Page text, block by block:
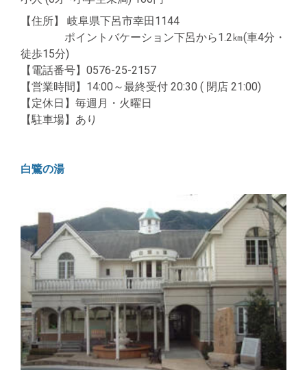
【住所】 岐阜県下呂市幸田1144
ポイントバケーション下呂から1.2㎞(車4分・
徒歩15分)
【電話番号】0576-25-2157
【営業時間】14:00～最終受付 20:30 ( 閉店 21:00)
【定休日】毎週月・火曜日
【駐車場】あり
白鷺の湯